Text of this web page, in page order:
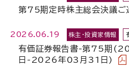
第75期定時株主総会決議ご
2026.06.19 株主・投資家情報
有価証券報告書-第75期
日-2026年03月31日)